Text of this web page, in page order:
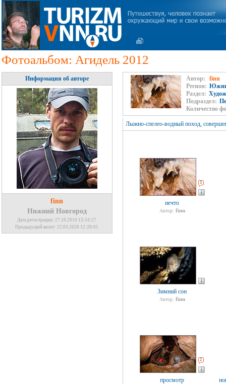
Фотоальбом: Агидель 2012
Информация об авторе
finn
Нижний Новгород
Дата регистрации: 27.10.2010 13:54:27
Предыдущий визит: 22.03.2026 12:28:01
Автор:
finn
Регион:
Раздел:
Подраздел:
Количество
Лыжно-спелео-водный поход,
3
нечто
Автор: finn
Зимний сон
Автор: finn
2
просмотр